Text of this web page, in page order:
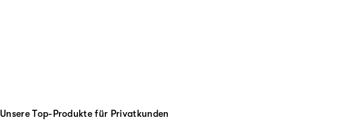
Unsere Top-Produkte für Privatkunden